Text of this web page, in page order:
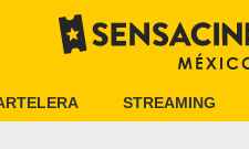
STREAMING